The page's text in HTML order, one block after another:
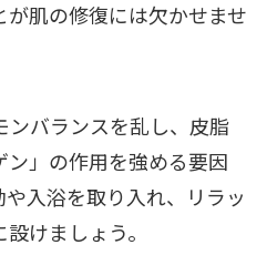
肌の修復には欠かせませ
ンバランスを乱し、皮脂
」の作用を強める要因
入浴を取り入れ、リラッ
けましょう。